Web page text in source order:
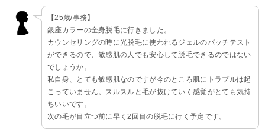
【25歳/事務】
銀座カラーの全身脱毛に行きました。
カウンセリングの時に光脱毛に使われるジェルのパッチテスト
ができるので、敏感肌の人でも安心して脱毛できるのではない
でしょうか。
私自身、とても敏感肌なのですが今のところ肌にトラブルは起
こっていません。スルスルと毛が抜けていく感覚がとても気持
ちいいです。
次の毛が目立つ前に早く2回目の脱毛に行く予定です。